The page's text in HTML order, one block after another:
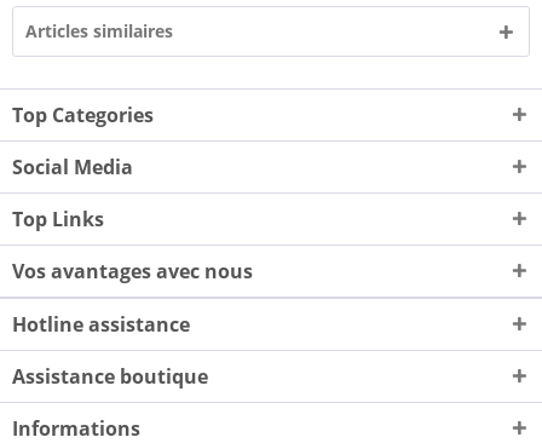
Articles similaires
Top Categories
Social Media
Top Links
Vos avantages avec nous
Hotline assistance
Assistance boutique
Informations